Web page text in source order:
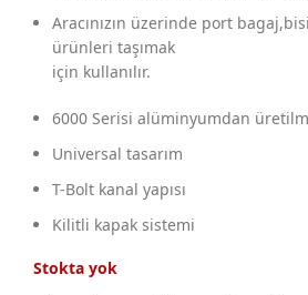
Aracınızın üzerinde port
ürünleri taşımak
için kullanılır.
6000 Serisi alüminyumdan
Universal tasarım
T-Bolt kanal yapısı
Kilitli kapak sistemi
Stokta yok